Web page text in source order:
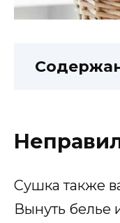
Сушка также
Вынуть белье